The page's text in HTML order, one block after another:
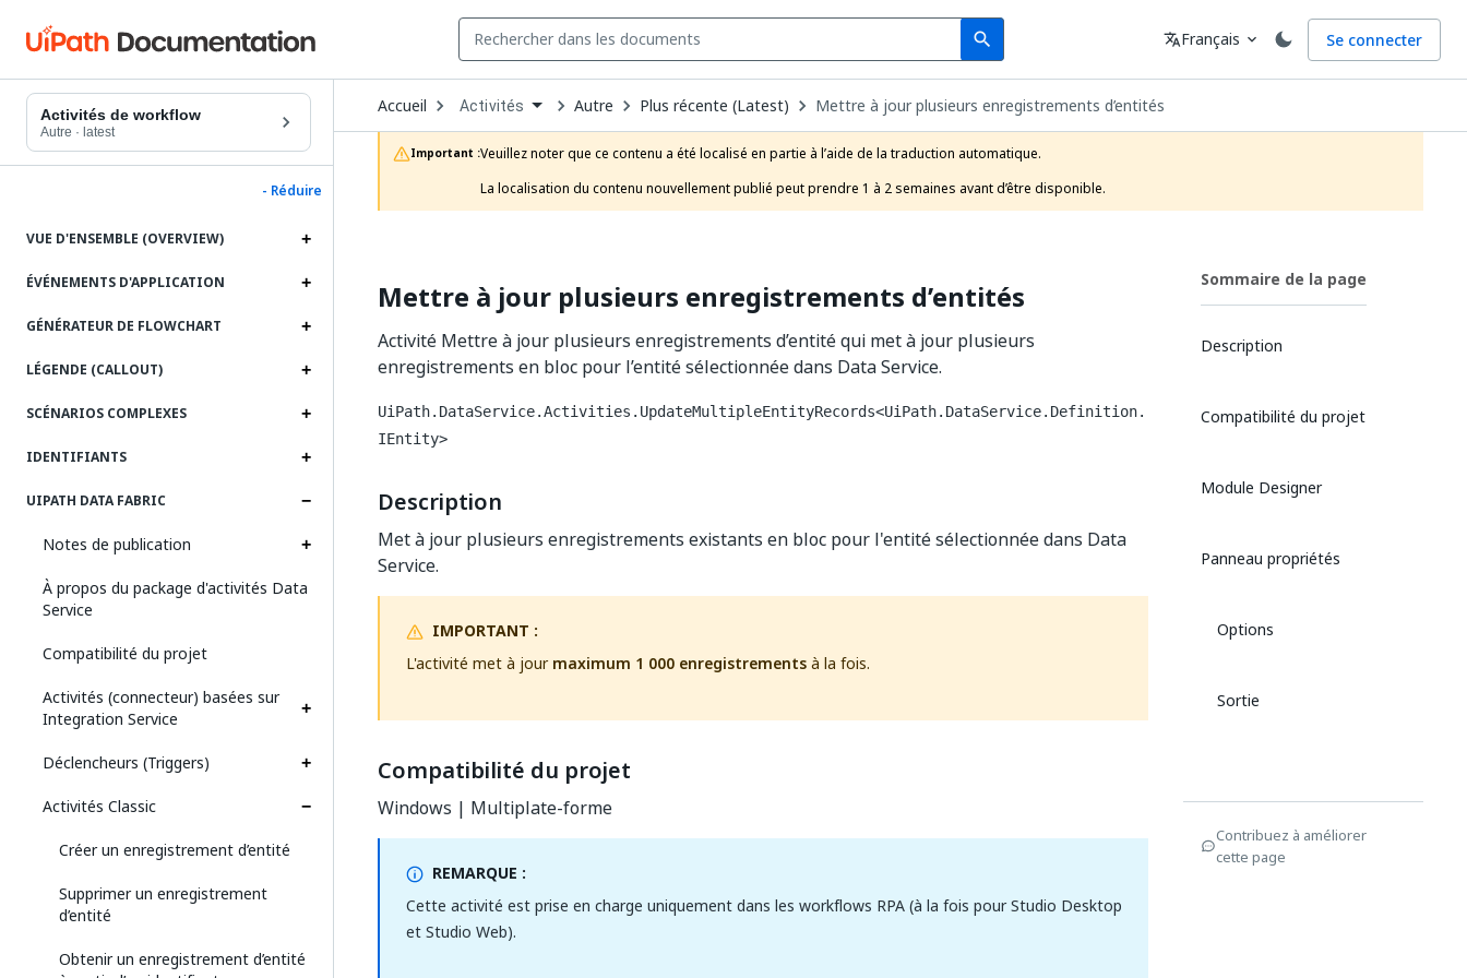
search
Search Langue
translateFrançais expand_more Se connecter
Activités de workflow
Autre · latest
- Réduire
VUE D'ENSEMBLE (OVERVIEW)
ÉVÉNEMENTS D'APPLICATION
GÉNÉRATEUR DE FLOWCHART
LÉGENDE (CALLOUT)
SCÉNARIOS COMPLEXES
IDENTIFIANTS
UIPATH DATA FABRIC
Notes de publication
À propos du package d'activités Data
Service
Compatibilité du projet
Activités (connecteur) basées sur
Integration Service
Déclencheurs (Triggers)
Activités Classic
Créer un enregistrement d’entité
Supprimer un enregistrement
d’entité
Obtenir un enregistrement d’entité
Accueil Open
Dropdown
to
choose
product
Activités Autre Plus récente (Latest) Mettre à jour plusieurs enregistrements d’entités
Important :Veuillez noter que ce contenu a été localisé en partie à l’aide de la traduction automatique.
La localisation du contenu nouvellement publié peut prendre 1 à 2 semaines avant d’être disponible.
Mettre à jour plusieurs enregistrements d’entités
Activité Mettre à jour plusieurs enregistrements d’entité qui met à jour plusieurs
enregistrements en bloc pour l’entité sélectionnée dans Data Service.
UiPath.DataService.Activities.UpdateMultipleEntityRecords<UiPath.DataService.Definition.
IEntity>
Description
Met à jour plusieurs enregistrements existants en bloc pour l'entité sélectionnée dans Data
Service.
IMPORTANT :
L'activité met à jourmaximum 1 000 enregistrementsà la fois.
Compatibilité du projet
Windows | Multiplate-forme
REMARQUE :
Cette activité est prise en charge uniquement dans les workflows RPA (à la fois pour Studio Desktop
et Studio Web).
Sommaire de la page
Description
Compatibilité du projet
Module Designer
Panneau propriétés
Options
Sortie
Contribuez à améliorer
cette page